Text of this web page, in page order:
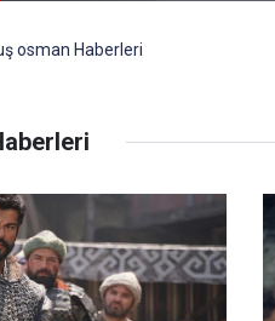
osman Haberleri